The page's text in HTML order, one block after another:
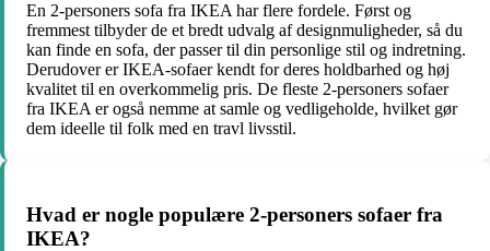
En 2-personers sofa fra IKEA har flere fordele. Først og
fremmest tilbyder de et bredt udvalg af designmuligheder, så du
kan finde en sofa, der passer til din personlige stil og indretning.
Derudover er IKEA-sofaer kendt for deres holdbarhed og høj
kvalitet til en overkommelig pris. De fleste 2-personers sofaer
fra IKEA er også nemme at samle og vedligeholde, hvilket gør
dem ideelle til folk med en travl livsstil.
Hvad er nogle populære 2-personers sofaer fra
IKEA?